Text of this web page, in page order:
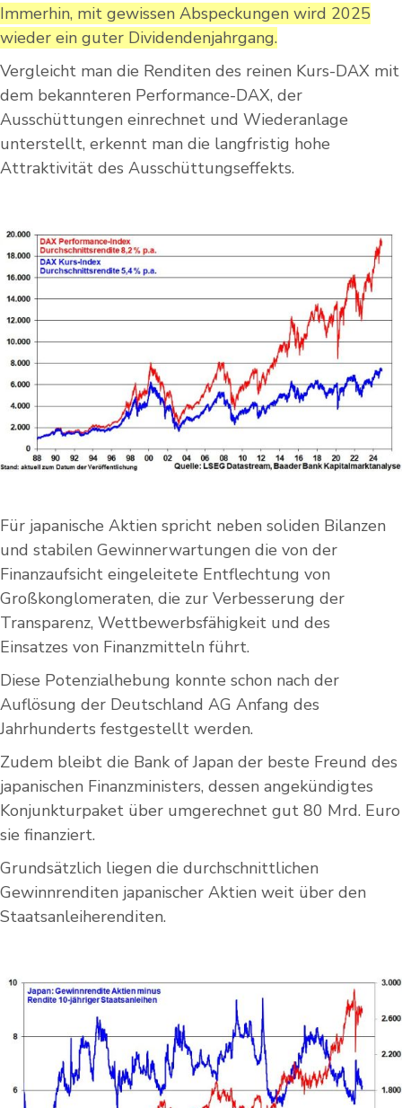
Immerhin, mit gewissen Abspeckungen wird 2025
wieder ein guter Dividendenjahrgang.
Vergleicht man die Renditen des reinen Kurs-DAX mit
dem bekannteren Performance-DAX, der
Ausschüttungen einrechnet und Wiederanlage
unterstellt, erkennt man die langfristig hohe
Attraktivität des Ausschüttungseffekts.
Für japanische Aktien spricht neben soliden Bilanzen
und stabilen Gewinnerwartungen die von der
Finanzaufsicht eingeleitete Entflechtung von
Großkonglomeraten, die zur Verbesserung der
Transparenz, Wettbewerbsfähigkeit und des
Einsatzes von Finanzmitteln führt.
Diese Potenzialhebung konnte schon nach der
Auflösung der Deutschland AG Anfang des
Jahrhunderts festgestellt werden.
Zudem bleibt die Bank of Japan der beste Freund des
japanischen Finanzministers, dessen angekündigtes
Konjunkturpaket über umgerechnet gut 80 Mrd. Euro
sie finanziert.
Grundsätzlich liegen die durchschnittlichen
Gewinnrenditen japanischer Aktien weit über den
Staatsanleiherenditen.